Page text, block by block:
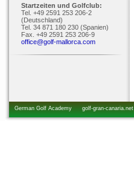
Startzeiten und Golfclub:
Tel. +49 2591 253 206-2
(Deutschland)
Tel. 34 871 180 230 (Spanien)
Fax. +49 2591 253 206-9
office@golf-mallorca.com
German Golf Academy golf-gran-canaria.net
startzeiten.de golfkurs-urlaub.de